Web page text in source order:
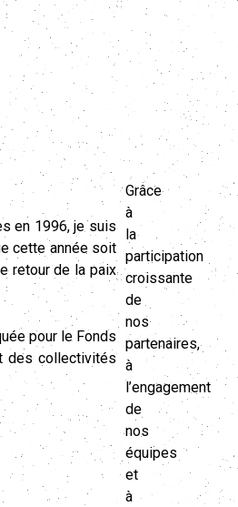
en 1996, je suis
cette année soit
retour de la paix
pour le Fonds
des collectivités
Grâce
à
la
participation
croissante
de
nos
partenaires,
à
l’engagement
de
nos
équipes
et
à